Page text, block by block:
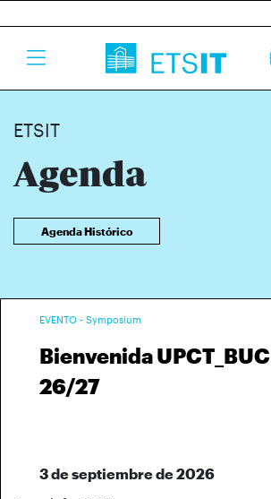
ETSIT
Agenda
Agenda Histórico
EVENTO - Symposium
Bienvenida UPCT_BUC
26/27
3 de septiembre de 2026